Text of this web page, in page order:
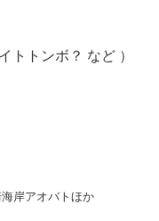
トトンボ？ など ）
岸アオバトほか